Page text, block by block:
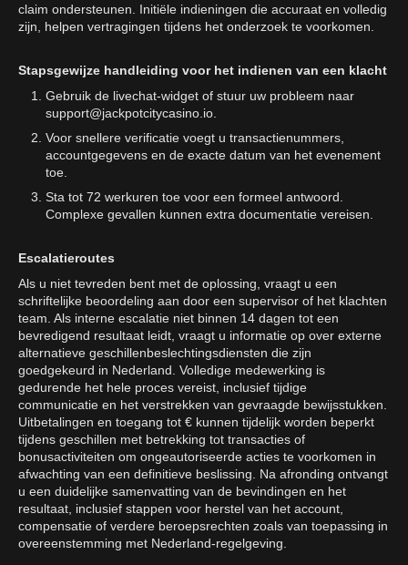
claim ondersteunen. Initiële indieningen die accuraat en volledig
zijn, helpen vertragingen tijdens het onderzoek te voorkomen.
Stapsgewijze handleiding voor het indienen van een klacht
Gebruik de livechat-widget of stuur uw probleem naar
support@jackpotcitycasino.io
Voor snellere verificatie voegt u transactienummers,
accountgegevens en de exacte datum van het evenement
toe.
Sta tot 72 werkuren toe voor een formeel antwoord.
Complexe gevallen kunnen extra documentatie vereisen.
Escalatieroutes
Als u niet tevreden bent met de oplossing, vraagt u een
schriftelijke beoordeling aan door een supervisor of het klachten
team. Als interne escalatie niet binnen 14 dagen tot een
bevredigend resultaat leidt, vraagt u informatie op over externe
alternatieve geschillenbeslechtingsdiensten die zijn
goedgekeurd in Nederland. Volledige medewerking is
gedurende het hele proces vereist, inclusief tijdige
communicatie en het verstrekken van gevraagde bewijsstukken.
Uitbetalingen en toegang tot € kunnen tijdelijk worden beperkt
tijdens geschillen met betrekking tot transacties of
bonusactiviteiten om ongeautoriseerde acties te voorkomen in
afwachting van een definitieve beslissing. Na afronding ontvangt
u een duidelijke samenvatting van de bevindingen en het
resultaat, inclusief stappen voor herstel van het account,
compensatie of verdere beroepsrechten zoals van toepassing in
overeenstemming met Nederland-regelgeving.